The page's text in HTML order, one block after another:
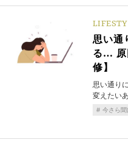
思い通
る… 原
修】
思い通り
変えたい
今さら聞